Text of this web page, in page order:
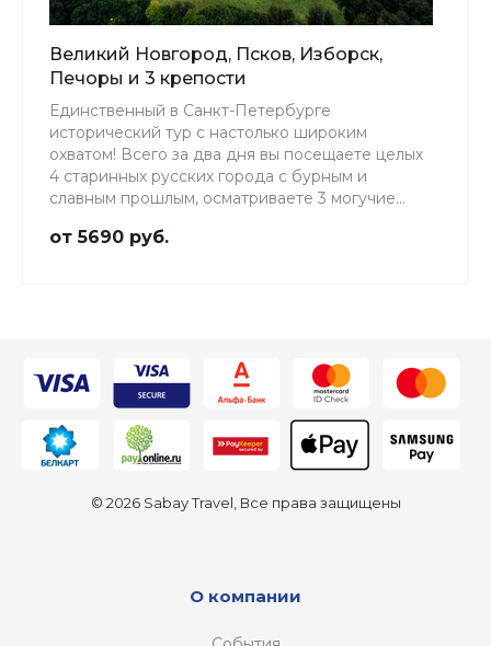
Великий Новгород, Псков, Изборск,
Печоры и 3 крепости
Единственный в Санкт-Петербурге
исторический тур с настолько широким
охватом! Всего за два дня вы посещаете целых
4 старинных русских города с бурным и
славным прошлым, осматриваете 3 могучие
интересных мест и туристических объектов.
от 5690 руб.
© 2026 Sabay Travel, Все права защищены
О компании